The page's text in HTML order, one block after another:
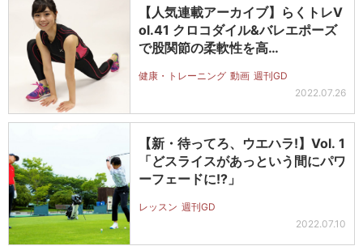
【人気連載アーカイブ】らくトレV
ol.41 クロコダイル&バレエポーズ
で股関節の柔軟性を高…
健康・トレーニング 動画 週刊GD
2022.07.26
【新・待ってろ、ウエハラ!】Vol. 1
「どスライスがあっという間にパワ
ーフェードに!?」
レッスン 週刊GD
2022.07.10